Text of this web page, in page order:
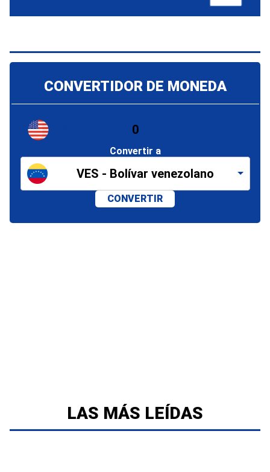
CONVERTIDOR DE MONEDA
Convertir a
VES - Bolívar venezolano
CONVERTIR
LAS MÁS LEÍDAS